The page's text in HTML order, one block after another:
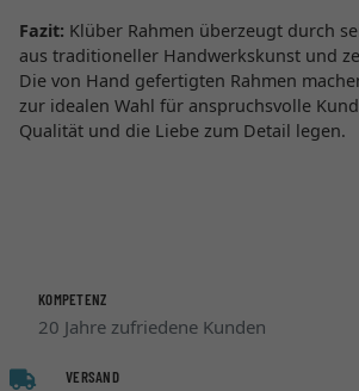
Fazit: Klüber Rahmen überzeugt durch
aus traditioneller Handwerkskunst und
Die von Hand gefertigten Rahmen
zur idealen Wahl für anspruchsvolle
Qualität und die Liebe zum Detail legen.
KOMPETENZ
20 Jahre zufriedene Kunden
VERSAND